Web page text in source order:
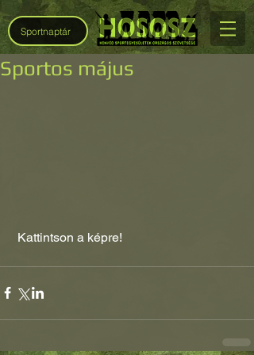
Sportnaptár
Sportos május
Kattintson a képre!